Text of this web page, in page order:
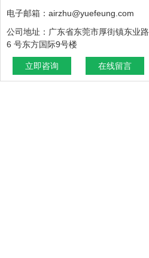
电子邮箱：airzhu@yuefeung.com
公司地址：广东省东莞市厚街镇东业路
6 号东方国际9号楼
立即咨询 在线留言